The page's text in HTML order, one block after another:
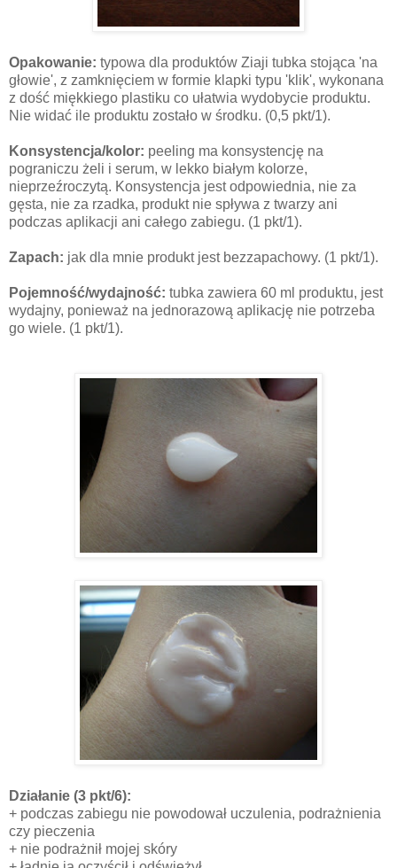
Opakowanie: typowa dla produktów Ziaji tubka stojąca 'na
głowie', z zamknięciem w formie klapki typu 'klik', wykonana
z dość miękkiego plastiku co ułatwia wydobycie produktu.
Nie widać ile produktu zostało w środku. (0,5 pkt/1).
Konsystencja/kolor: peeling ma konsystencję na
pograniczu żeli i serum, w lekko białym kolorze,
nieprzeźroczytą. Konsystencja jest odpowiednia, nie za
gęsta, nie za rzadka, produkt nie spływa z twarzy ani
podczas aplikacji ani całego zabiegu. (1 pkt/1).
Zapach: jak dla mnie produkt jest bezzapachowy. (1 pkt/1).
Pojemność/wydajność: tubka zawiera 60 ml produktu, jest
wydajny, ponieważ na jednorazową aplikację nie potrzeba
go wiele. (1 pkt/1).
Działanie (3 pkt/6):
+ podczas zabiegu nie powodował uczulenia, podrażnienia
czy pieczenia
+ nie podrażnił mojej skóry